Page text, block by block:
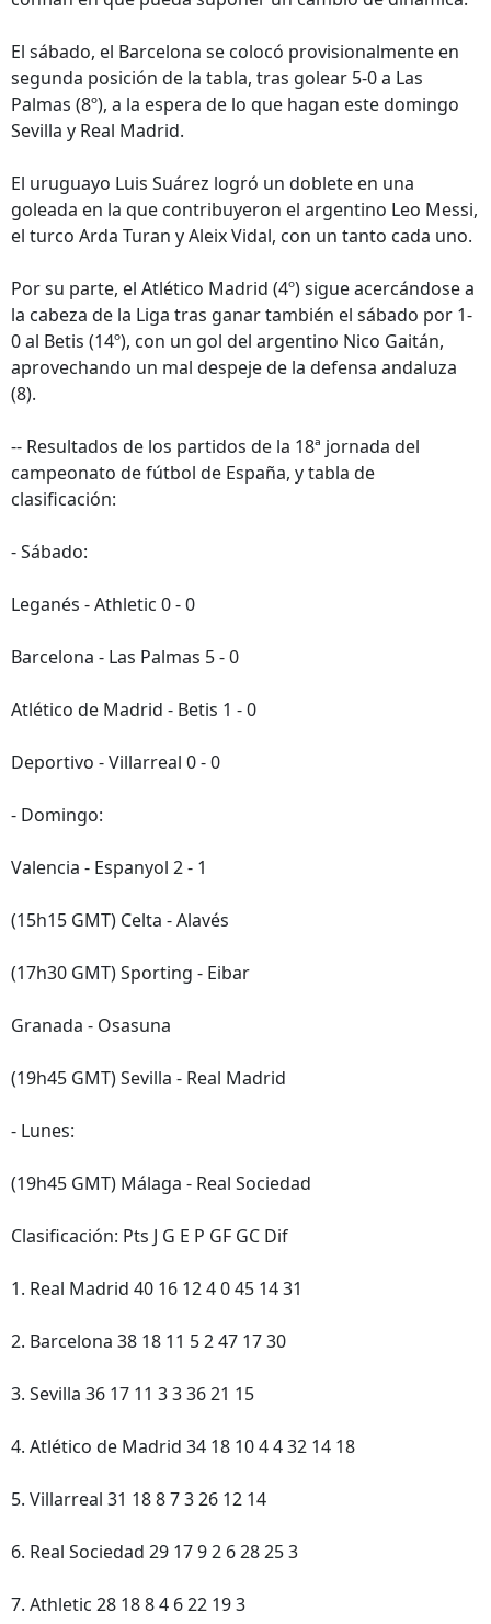
El sábado, el Barcelona se colocó provisionalmente en
segunda posición de la tabla, tras golear 5-0 a Las
Palmas (8º), a la espera de lo que hagan este domingo
Sevilla y Real Madrid.
El uruguayo Luis Suárez logró un doblete en una
goleada en la que contribuyeron el argentino Leo Messi,
el turco Arda Turan y Aleix Vidal, con un tanto cada uno.
Por su parte, el Atlético Madrid (4º) sigue acercándose a
la cabeza de la Liga tras ganar también el sábado por 1-
0 al Betis (14º), con un gol del argentino Nico Gaitán,
aprovechando un mal despeje de la defensa andaluza
(8).
-- Resultados de los partidos de la 18ª jornada del
campeonato de fútbol de España, y tabla de
clasificación:
- Sábado:
Leganés - Athletic 0 - 0
Barcelona - Las Palmas 5 - 0
Atlético de Madrid - Betis 1 - 0
Deportivo - Villarreal 0 - 0
- Domingo:
Valencia - Espanyol 2 - 1
(15h15 GMT) Celta - Alavés
(17h30 GMT) Sporting - Eibar
Granada - Osasuna
(19h45 GMT) Sevilla - Real Madrid
- Lunes:
(19h45 GMT) Málaga - Real Sociedad
Clasificación: Pts J G E P GF GC Dif
1. Real Madrid 40 16 12 4 0 45 14 31
2. Barcelona 38 18 11 5 2 47 17 30
3. Sevilla 36 17 11 3 3 36 21 15
4. Atlético de Madrid 34 18 10 4 4 32 14 18
5. Villarreal 31 18 8 7 3 26 12 14
6. Real Sociedad 29 17 9 2 6 28 25 3
7. Athletic 28 18 8 4 6 22 19 3